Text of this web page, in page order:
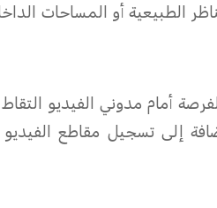
الطبيعية أو المساحات
أمام مدوني الفيديو
إلى تسجيل مقاطع